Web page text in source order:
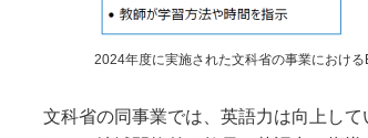
2024年度に実施された文科省の事業におけ
文科省の同事業では、英語力は向上して